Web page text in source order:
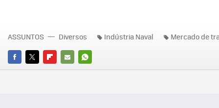
FACEBOOK
TWITTERFLIPBOARD
E-
WHATSAPP
ASSUNTOS Diversos Indústria Naval Mercado de